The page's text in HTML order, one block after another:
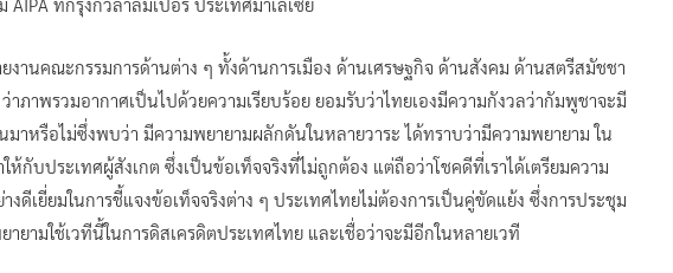
งานคณะกรรมการด้านต่าง ๆ ทั้งด้านการเมือง ด้านเศรษฐกิจ ด้านสังคม ด้านสตรีสมัชชา
าภาพรวมอากาศเป็นไปด้วยความเรียบร้อย ยอมรับว่าไทยเองมีความกังวลว่ากัมพูชาจะมี
มาหรือไม่ซึ่งพบว่า มีความพยายามผลักดันในหลายวาระ ได้ทราบว่ามีความพยายาม ใน
ห้กับประเทศผู้สังเกต ซึ่งเป็นข้อเท็จจริงที่ไม่ถูกต้อง แต่ถือว่าโชคดีที่เราได้เตรียมความ
ดีเยี่ยมในการชี้แจงข้อเท็จจริงต่าง ๆ ประเทศไทยไม่ต้องการเป็นคู่ขัดแย้ง ซึ่งการประชุม
ยามใช้เวทีนี้ในการดิสเครดิตประเทศไทย และเชื่อว่าจะมีอีกในหลายเวที